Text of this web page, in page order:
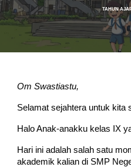
TAHUN
Om Swastiastu,
Selamat sejahtera untuk kita
Halo Anak-anakku kelas IX
Hari ini adalah salah satu
akademik kalian di SMP